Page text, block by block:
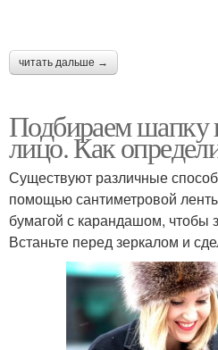
Квадратное лицо
Трапециевидное лицо
Шапки для круглых лиц
читать дальше →
Подбираем шапку
лицо. Как
Существуют различные
помощью сантиметровой
бумагой с карандашом, чтобы
Встаньте перед зеркалом и